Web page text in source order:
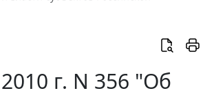
г. N 356 "Об